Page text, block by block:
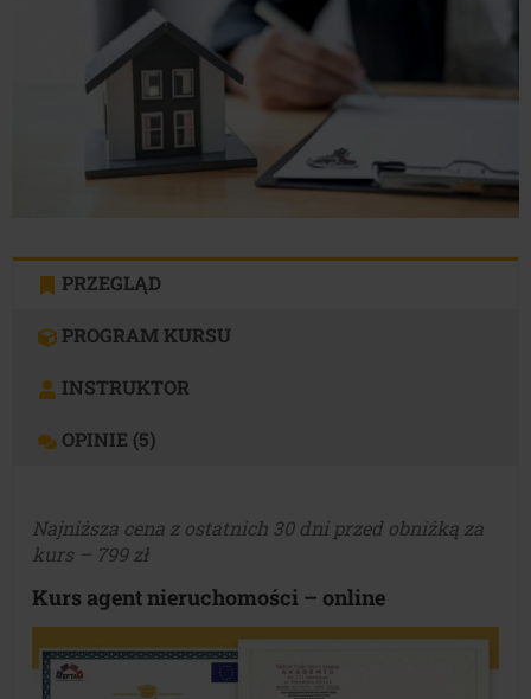
PRZEGLĄD
PROGRAM KURSU
INSTRUKTOR
OPINIE (5)
Najniższa cena z ostatnich 30 dni przed obniżką za
kurs – 799 zł
Kurs agent nieruchomości – online